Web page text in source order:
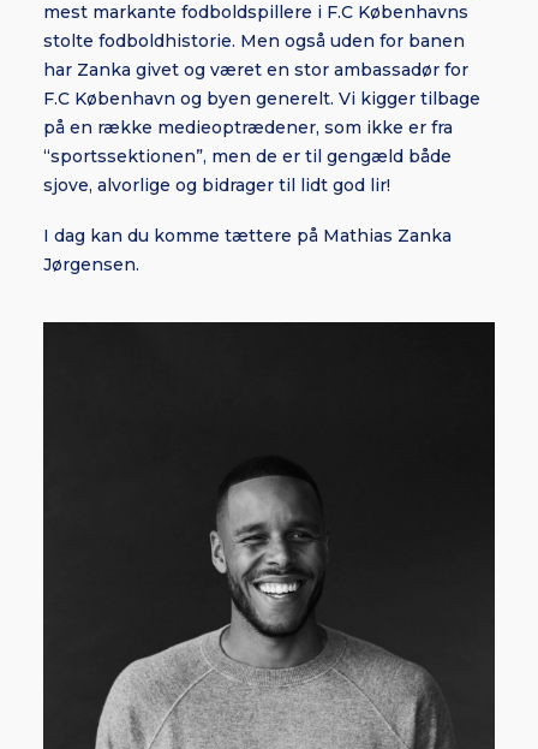
mest markante fodboldspillere i F.C Københavns
stolte fodboldhistorie. Men også uden for banen
har Zanka givet og været en stor ambassadør for
F.C København og byen generelt. Vi kigger tilbage
på en række medieoptrædener, som ikke er fra
“sportssektionen”, men de er til gengæld både
sjove, alvorlige og bidrager til lidt god lir!
I dag kan du komme tættere på Mathias Zanka
Jørgensen.